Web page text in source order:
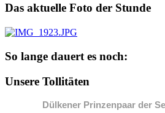
Das aktuelle Foto der Stunde
So lange dauert es noch:
Unsere Tollitäten
Dülkener Prinzenpaar der